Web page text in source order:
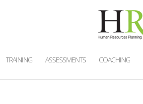
TRAINING ASSESSMENTS COACHING